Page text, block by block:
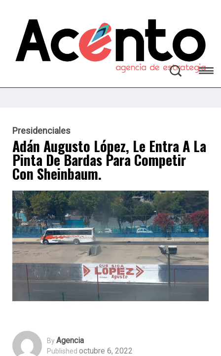
Presidenciales
Adán Augusto López, Le Entra A La
Pinta De Bardas Para Competir
Con Sheinbaum.
ByAgencia
Published octubre 6, 2022